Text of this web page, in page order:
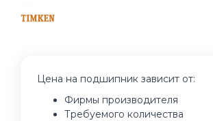
Цена на подшипник зависит от:
Фирмы производителя
Требуемого количества